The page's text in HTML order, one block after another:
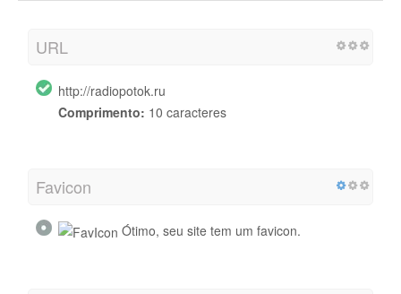
URL
http://radiopotok.ru
Comprimento: 10 caracteres
Favicon
Ótimo, seu site tem um favicon.